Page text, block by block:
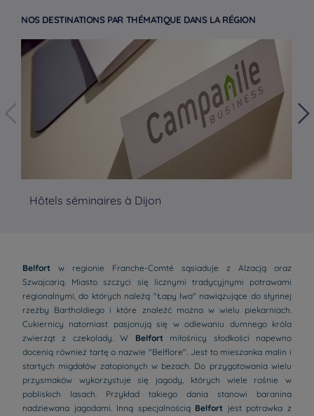
NOS DESTINATIONS PAR THÉMATIQUE DANS LA RÉGION
Hôtels séminaires à Dijon
Belfort w regionie Franche-Comté sąsiaduje z Alzacją oraz
Szwajcarią. Miasto szczyci się licznymi tradycyjnymi potrawami
regionalnymi, do których należą "Łapy lwa" nawiązujące do słynnej
rzeźby Bartholdiego i które znaleźć można w wielu piekarniach.
Cukiernicy natomiast pasjonują się w odlewaniu dumnego króla
zwierząt z czekolady. W Belfortmiłośnicy słodkości napewno
docenią również tartę o nazwie "Belflore". Jest to mieszanka malin i
startych migdałów zatopionych w bezach. Do przygotowania wielu
przysmaków wykorzystuje się jagody, których wiele rośnie w
pobliskich lasach. Przykład takiego dania stanowi baranina
nadziewana jagodami. Inną specjalnością Belfort jest potrawka z